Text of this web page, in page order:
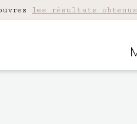
les résultats obtenus